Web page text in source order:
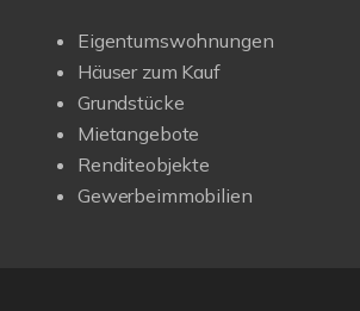
Eigentumswohnungen
Häuser zum Kauf
Grundstücke
Mietangebote
Renditeobjekte
Gewerbeimmobilien